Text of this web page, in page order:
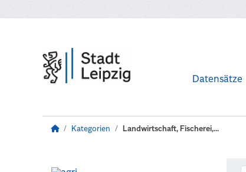
Datensätze
Kategorien Landwirtschaft, Fischerei,...